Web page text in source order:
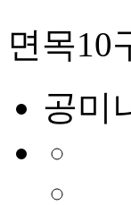
면목10
공미